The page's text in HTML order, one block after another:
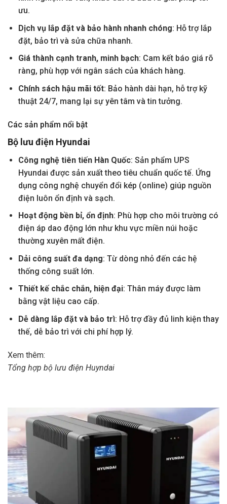
ưu.
Dịch vụ lắp đặt và bảo hành nhanh chóng: Hỗ trợ lắp
đặt, bảo trì và sửa chữa nhanh.
Giá thành cạnh tranh, minh bạch: Cam kết báo giá rõ
ràng, phù hợp với ngân sách của khách hàng.
Chính sách hậu mãi tốt: Bảo hành dài hạn, hỗ trợ kỹ
thuật 24/7, mang lại sự yên tâm và tin tưởng.
Các sản phẩm nổi bật
Bộ lưu điện Hyundai
Công nghệ tiên tiến Hàn Quốc: Sản phẩm UPS
Hyundai được sản xuất theo tiêu chuẩn quốc tế. Ứng
dụng công nghệ chuyển đổi kép (online) giúp nguồn
điện luôn ổn định và sạch.
Hoạt động bền bỉ, ổn định: Phù hợp cho môi trường có
điện áp dao động lớn như khu vực miền núi hoặc
thường xuyên mất điện.
Dải công suất đa dạng: Từ dòng nhỏ đến các hệ
thống công suất lớn.
Thiết kế chắc chắn, hiện đại: Thân máy được làm
bằng vật liệu cao cấp.
Dễ dàng lắp đặt và bảo trì: Hỗ trợ đầy đủ linh kiện thay
thế, dễ bảo trì với chi phí hợp lý.
Xem thêm:
Tổng hợp bộ lưu điện Huyndai